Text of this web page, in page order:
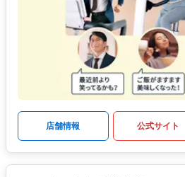
店舗情報 公式サイト